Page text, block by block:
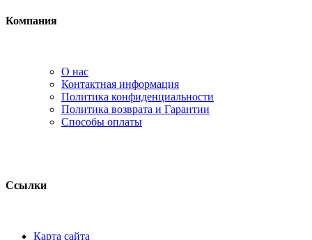
Компания
О нас
Контактная информация
Политика конфиденциальности
Политика возврата и Гарантии
Способы оплаты
Ссылки
Карта сайта